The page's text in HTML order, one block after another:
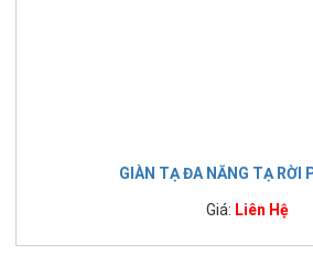
GIÀN TẠ ĐA NĂNG TẠ RỜI
Giá: Liên Hệ